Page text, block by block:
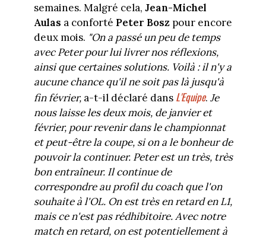
semaines. Malgré cela, Jean-Michel
Aulas a conforté Peter Boszpour encore
deux mois. "On a passé un peu de temps
avec Peter pour lui livrer nos réflexions,
ainsi que certaines solutions. Voilà : il n'y a
aucune chance qu'il ne soit pas là jusqu'à
fin février,a-t-il déclaré dans L'Equipe. Je
nous laisse les deux mois, de janvier et
février, pour revenir dans le championnat
et peut-être la coupe, si on a le bonheur de
pouvoir la continuer. Peter est un très, très
bon entraîneur. Il continue de
correspondre au profil du coach que l'on
souhaite à l'OL. On est très en retard en L1,
mais ce n'est pas rédhibitoire. Avec notre
match en retard, on est potentiellement à